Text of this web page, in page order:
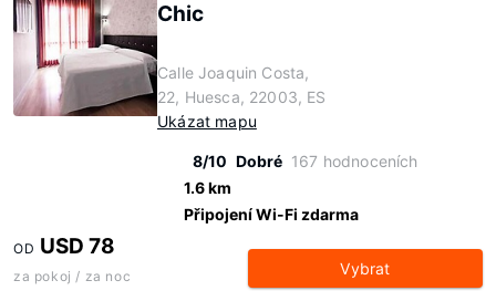
Chic
Calle Joaquin Costa,
22, Huesca, 22003, ES
Ukázat mapu
8/10 Dobré 167 hodnoceních
1.6 km
Připojení Wi-Fi zdarma
OD USD 78
za pokoj / za noc Vybrat